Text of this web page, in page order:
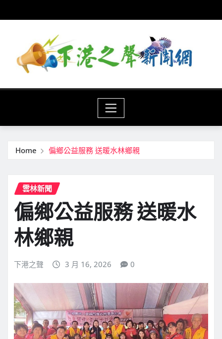
to
Home 偏鄉公益服務 送暖水林鄉親
雲林新聞
偏鄉公益服務 送暖水
林鄉親
下港之聲 3 月 16, 2026 0